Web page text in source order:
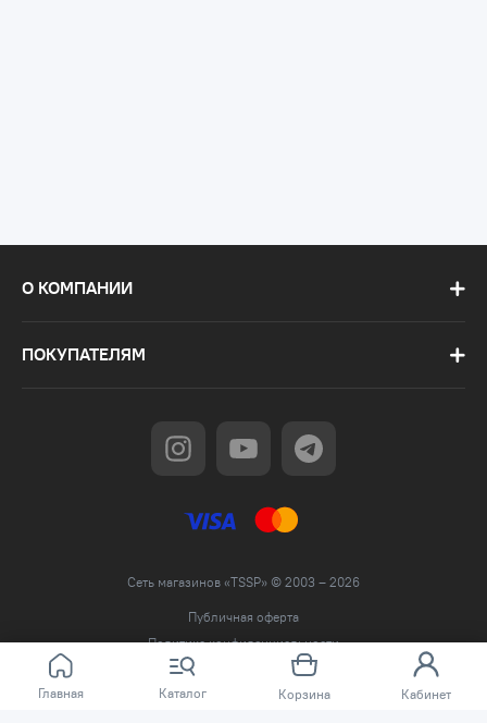
Главная Каталог Корзина Кабинет
О КОМПАНИИ
ПОКУПАТЕЛЯМ
Сеть магазинов «TSSP» © 2003 – 2026
Публичная оферта
Политика конфиденциальности